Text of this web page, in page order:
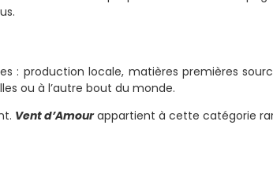
: production locale, matières premières
ou à l’autre bout du monde.
Vent d’Amourappartient à cette catégorie